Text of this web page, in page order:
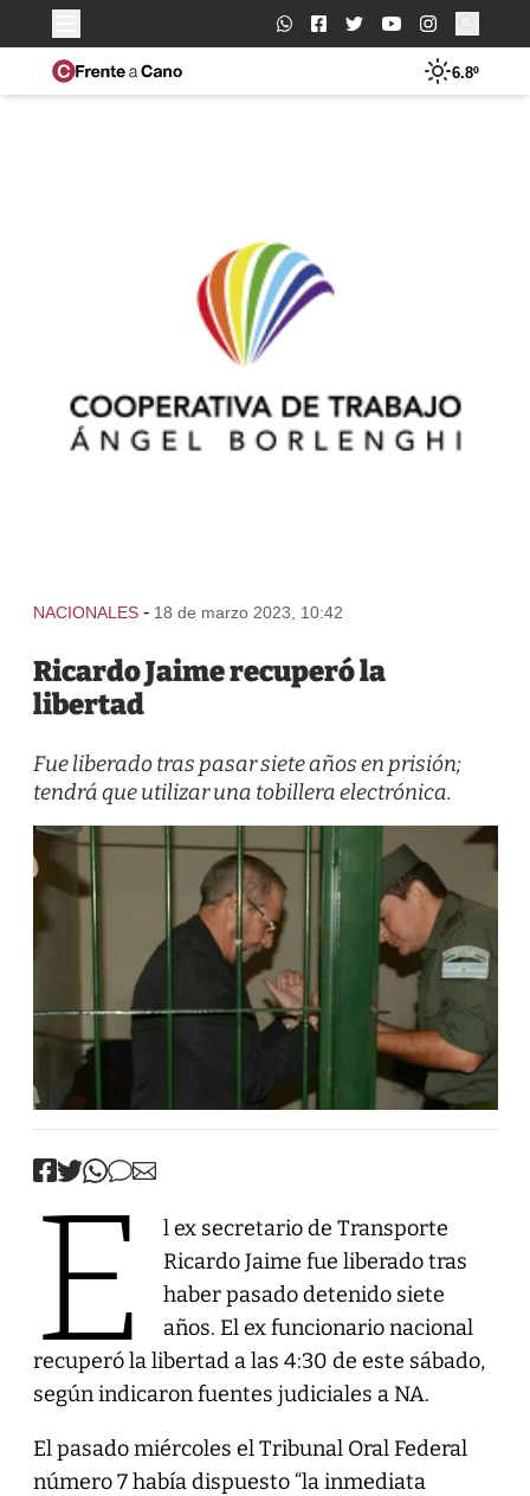
Buscar:
6.8º
NACIONALES - 18 de marzo 2023, 10:42
Ricardo Jaime recuperó la
libertad
Fue liberado tras pasar siete años en prisión;
tendrá que utilizar una tobillera electrónica.
E
l ex secretario de Transporte
Ricardo Jaime fue liberado tras
haber pasado detenido siete
años. El ex funcionario nacional
recuperó la libertad a las 4:30 de este sábado,
según indicaron fuentes judiciales a NA.
El pasado miércoles el Tribunal Oral Federal
número 7 había dispuesto “la inmediata